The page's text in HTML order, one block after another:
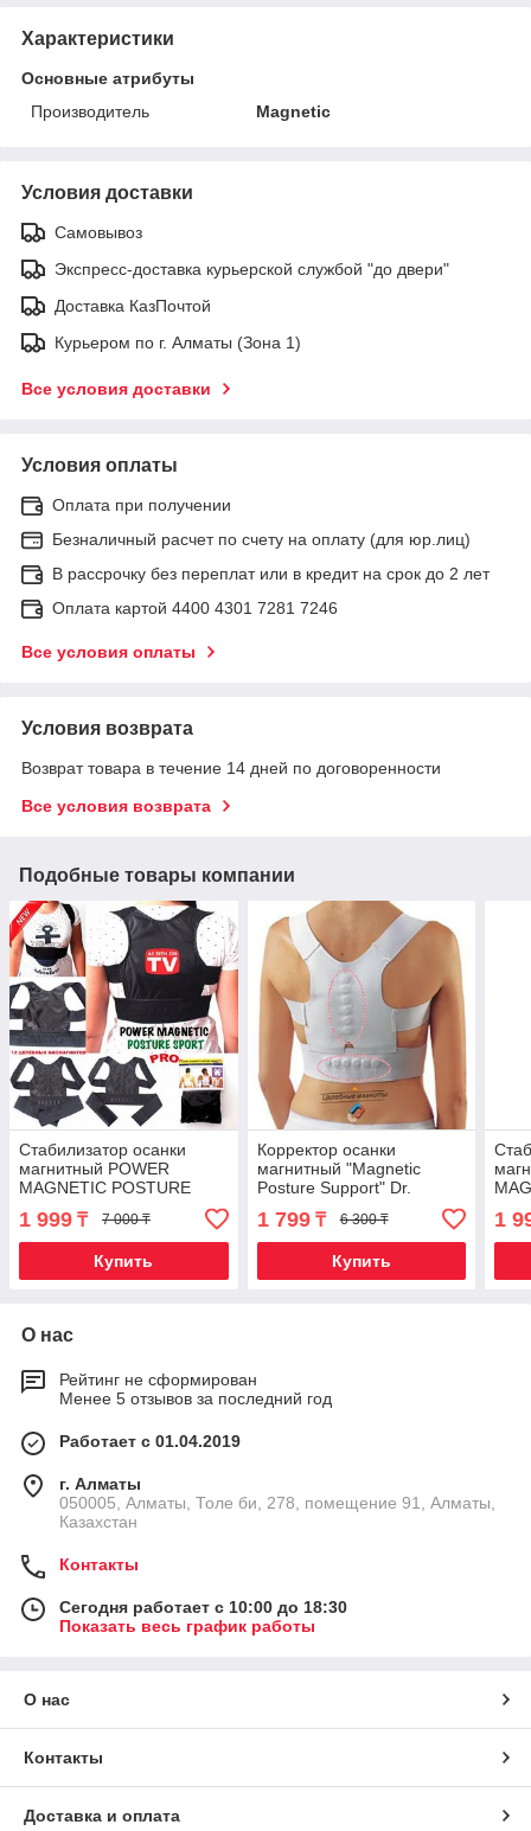
Характеристики
Основные атрибуты
Производитель
Magnetic
Условия доставки
Самовывоз
Экспресс-доставка курьерской службой "до двери"
Доставка КазПочтой
Курьером по г. Алматы (Зона 1)
Все условия доставки
Условия оплаты
Оплата при получении
Безналичный расчет по счету на оплату (для юр.лиц)
В рассрочку без переплат или в кредит на срок до 2 лет
Оплата картой 4400 4301 7281 7246
Все условия оплаты
Условия возврата
Возврат товара в течение 14 дней по договоренности
Все условия возврата
Подобные товары компании
Стабилизатор осанки
магнитный POWER
MAGNETIC POSTURE
SPORT PRO (L / Черный)
1 999 ₸ 7 000 ₸
Купить
Корректор осанки
магнитный "Magnetic
Posture Support" Dr.
1 799₸ 6 300 ₸
Купить
1
О нас
Рейтинг не сформирован
Менее 5 отзывов за последний год
Работает с 01.04.2019
г. Алматы
050005, Алматы, Толе би, 278, помещение 91, Алматы,
Казахстан
Контакты
Сегодня работает с 10:00 до 18:30
Показать весь график работы
О нас
Контакты
Доставка и оплата